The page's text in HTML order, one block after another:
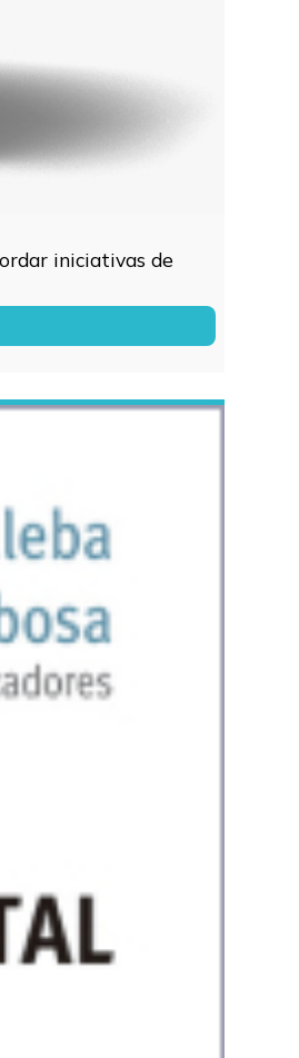
iniciativas de